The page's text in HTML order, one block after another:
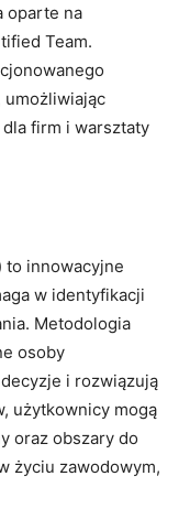
oparte na
Team.
umożliwiając
firm i warsztaty
to innowacyjne
w identyfikacji
Metodologia
osoby
i rozwiązują
użytkownicy mogą
oraz obszary do
życiu zawodowym,